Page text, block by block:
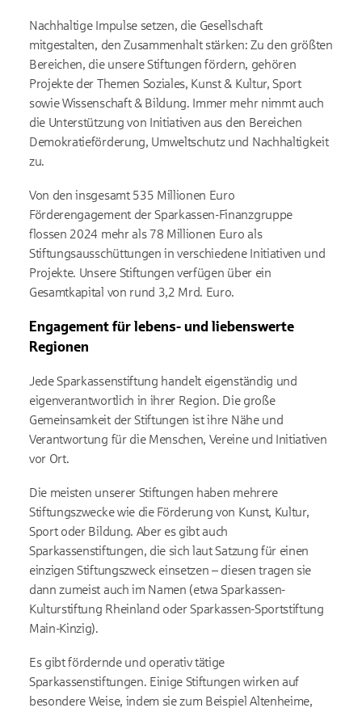
Nachhaltige Impulse setzen, die Gesellschaft
mitgestalten, den Zusammenhalt stärken: Zu den größten
Bereichen, die unsere Stiftungen fördern, gehören
Projekte der Themen Soziales, Kunst & Kultur, Sport
sowie Wissenschaft & Bildung. Immer mehr nimmt auch
die Unterstützung von Initiativen aus den Bereichen
Demokratieförderung, Umweltschutz und Nachhaltigkeit
zu.
Von den insgesamt 535 Millionen Euro
Förderengagement der Sparkassen-Finanzgruppe
flossen 2024 mehr als 78 Millionen Euro als
Stiftungsausschüttungen in verschiedene Initiativen und
Projekte. Unsere Stiftungen verfügen über ein
Gesamtkapital von rund 3,2 Mrd. Euro.
Engagement für lebens- und liebenswerte
Regionen
Jede Sparkassenstiftung handelt eigenständig und
eigenverantwortlich in ihrer Region. Die große
Gemeinsamkeit der Stiftungen ist ihre Nähe und
Verantwortung für die Menschen, Vereine und Initiativen
vor Ort.
Die meisten unserer Stiftungen haben mehrere
Stiftungszwecke wie die Förderung von Kunst, Kultur,
Sport oder Bildung. Aber es gibt auch
Sparkassenstiftungen, die sich laut Satzung für einen
einzigen Stiftungszweck einsetzen – diesen tragen sie
dann zumeist auch im Namen (etwa Sparkassen-
Kulturstiftung Rheinland oder Sparkassen-Sportstiftung
Main-Kinzig).
Es gibt fördernde und operativ tätige
Sparkassenstiftungen. Einige Stiftungen wirken auf
besondere Weise, indem sie zum Beispiel Altenheime,